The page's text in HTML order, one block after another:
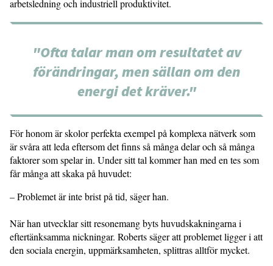
arbets­ledning och industriell produktivitet.
"Ofta talar man om resultatet av
förändringar, men sällan om den
energi det kräver."
För honom är skolor perfekta exempel på komplexa nätverk som
är svåra att leda eftersom det finns så många delar och så många
faktorer som spelar in. Under sitt tal kommer han med en tes som
får många att skaka på huvudet:
– Problemet är inte brist på tid, säger han.
När han utvecklar sitt resonemang byts huvudskakningarna i
eftertänk­samma nickningar. Roberts säger att problemet ligger i att
den sociala ener­gin, uppmärksamheten, splittras alltför mycket.